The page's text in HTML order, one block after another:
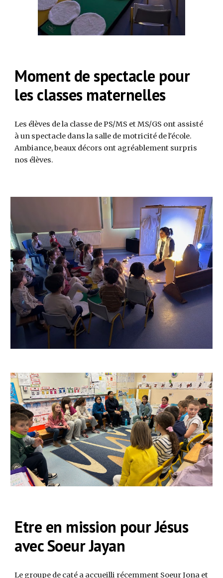
Moment de spectacle pour
les classes maternelles
Les élèves de la classe de PS/MS et MS/GS ont assisté
à un spectacle dans la salle de motricité de l'école.
Ambiance, beaux décors ont agréablement surpris
nos élèves.
Etre en mission pour Jésus
avec Soeur Jayan
Le groupe de caté a accueilli récemment Soeur Jona et